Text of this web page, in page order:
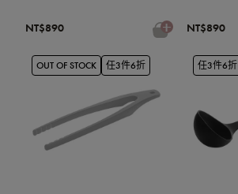
NT$890 NT$890
OUT OF STOCK 任3件6折 任3件6折